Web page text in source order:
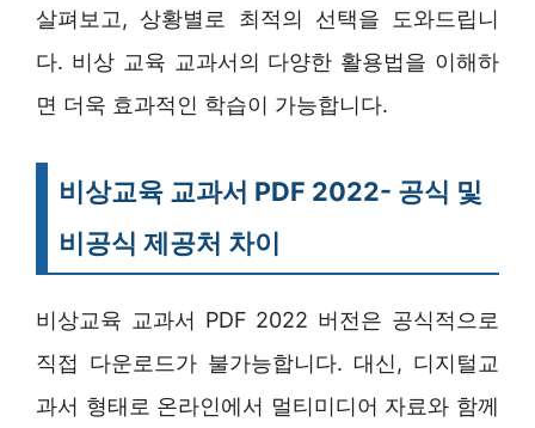
살펴보고, 상황별로 최적의 선택을 도와드립니
다. 비상 교육 교과서의 다양한 활용법을 이해하
면 더욱 효과적인 학습이 가능합니다.
비상교육 교과서 PDF 2022- 공식 및
비공식 제공처 차이
비상교육 교과서 PDF 2022 버전은 공식적으로
직접 다운로드가 불가능합니다. 대신, 디지털교
과서 형태로 온라인에서 멀티미디어 자료와 함께